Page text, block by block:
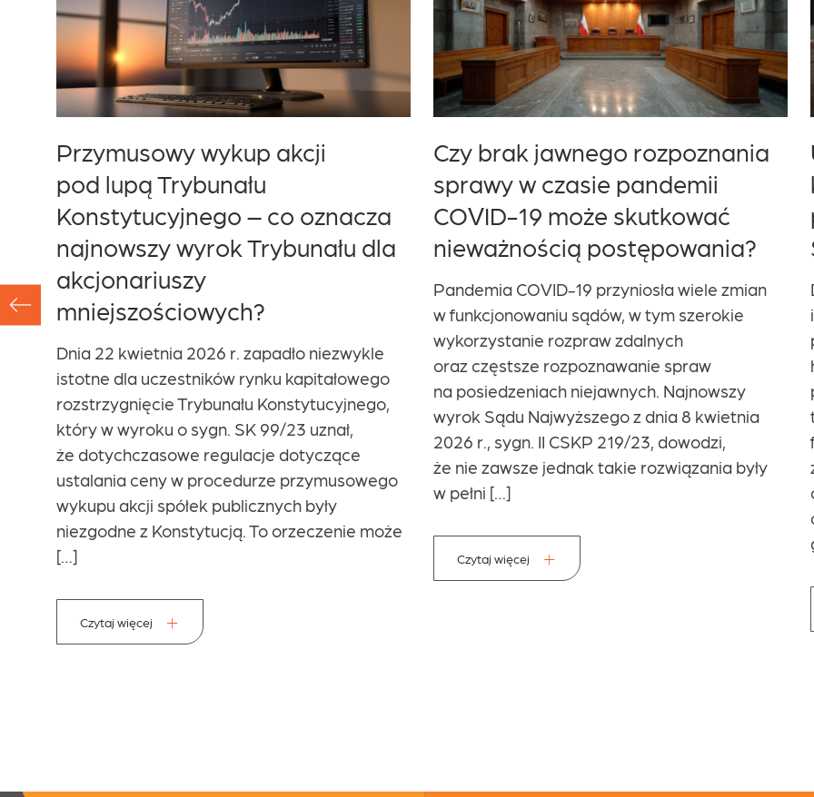
Czy brak jawnego rozpoznania
sprawy w czasie pandemii
COVID-19 może skutkować
nieważnością postępowania?
Pandemia COVID-19 przyniosła wiele zmian
w funkcjonowaniu sądów, w tym szerokie
oraz częstsze rozpoznawanie spraw
na posiedzeniach niejawnych. Najnowszy
wyrok Sądu Najwyższego z dnia 8 kwietnia
2026 r., sygn. II CSKP 219/23, dowodzi,
że nie zawsze jednak takie rozwiązania były
w pełni […]
Uproszczenie procedur
korporacyjnych w spółce z o.o. –
projekt zmian w Kodeksie
Spółek Handlowych
Do wykazu prac legislacyjnych
i programowych Rady Ministrów wpisano
projekt nowelizacji Kodeksu spółek
handlowych (UDER98), przygotowany
przez Ministerstwo Sprawiedliwości. Projekt
ten ma na celu ograniczenie nadmiernego
formalizmu w funkcjonowaniu spółek
z ograniczoną odpowiedzialnością
oraz dostosowanie regulacji do realiów
gospodarczego. Proponowane zmiany […]